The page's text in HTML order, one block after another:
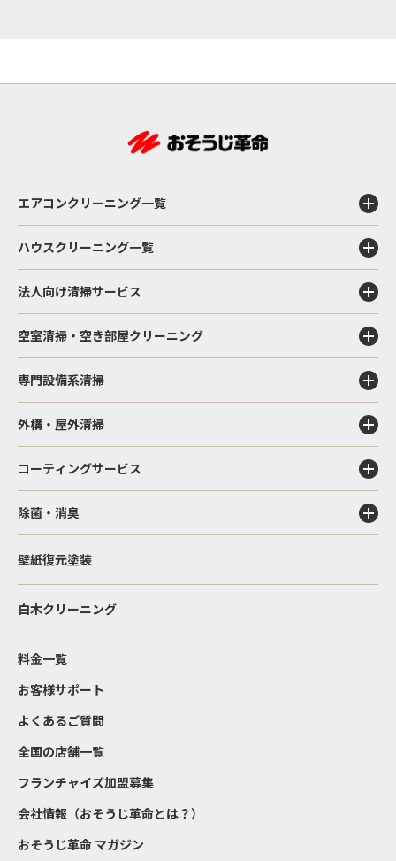
エアコンクリーニング一覧
ハウスクリーニング一覧
法人向け清掃サービス
空室清掃・空き部屋クリーニング
専門設備系清掃
外構・屋外清掃
コーティングサービス
除菌・消臭
壁紙復元塗装
白木クリーニング
料金一覧
お客様サポート
よくあるご質問
全国の店舗一覧
フランチャイズ加盟募集
会社情報（おそうじ革命とは？）
おそうじ革命 マガジン